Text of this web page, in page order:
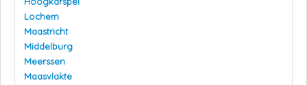
Lochem
Maastricht
Middelburg
Meerssen
Maasvlakte